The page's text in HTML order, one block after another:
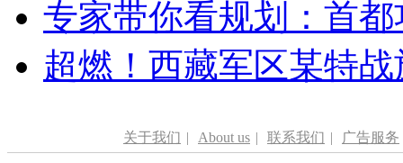
专家带你看规划：首
超燃！西藏军区某特
关于我们 | About us | 联系我们 | 广告服务